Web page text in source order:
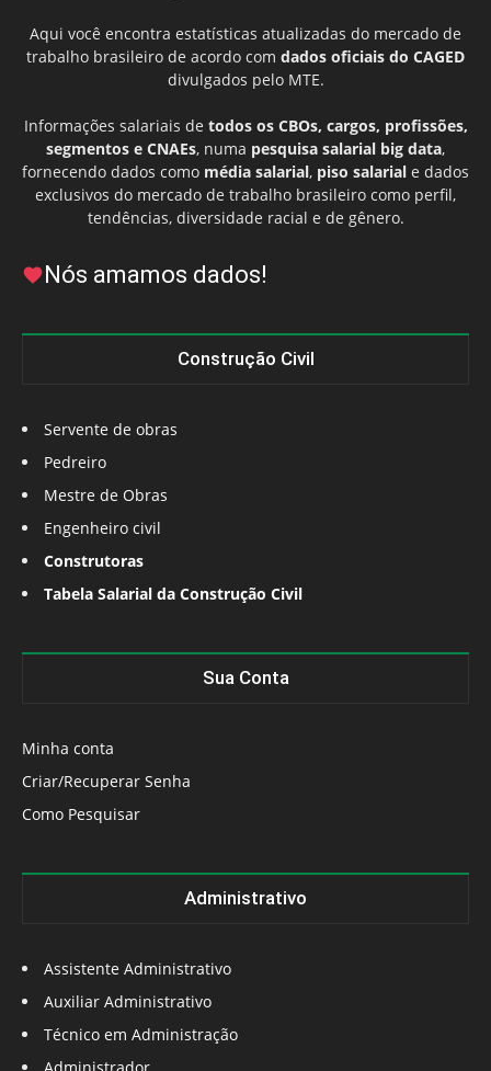
Aqui você encontra estatísticas atualizadas do mercado de
trabalho brasileiro de acordo com dados oficiais do CAGED
divulgados pelo MTE.
Informações salariais de todos os CBOs, cargos, profissões,
segmentos e CNAEs, numa pesquisa salarial big data,
fornecendo dados como média salarial, piso salarial e dados
exclusivos do mercado de trabalho brasileiro como perfil,
tendências, diversidade racial e de gênero.
Nós amamos dados!
Construção Civil
Servente de obras
Pedreiro
Mestre de Obras
Engenheiro civil
Construtoras
Tabela Salarial da Construção Civil
Sua Conta
Minha conta
Criar/Recuperar Senha
Como Pesquisar
Administrativo
Assistente Administrativo
Auxiliar Administrativo
Técnico em Administração